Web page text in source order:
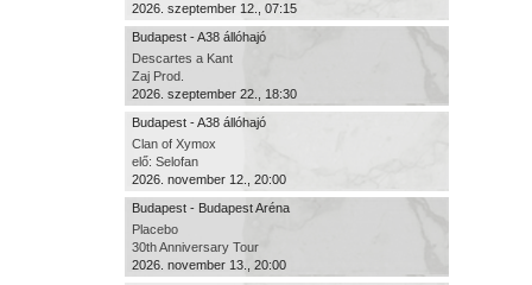
2026. szeptember 12., 07:15
Budapest - A38 állóhajó
Descartes a Kant
Zaj Prod.
2026. szeptember 22., 18:30
Budapest - A38 állóhajó
Clan of Xymox
elő: Selofan
2026. november 12., 20:00
Budapest - Budapest Aréna
Placebo
30th Anniversary Tour
2026. november 13., 20:00